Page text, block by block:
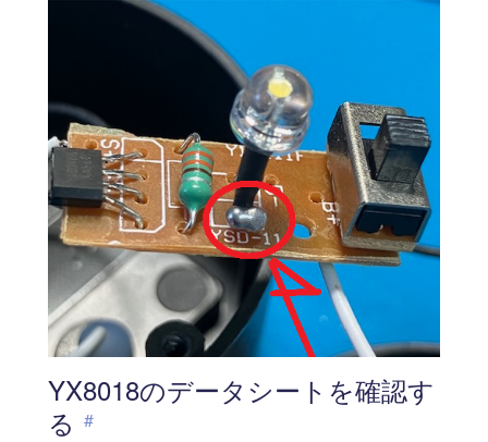
YX8018のデータシートを確認す
る #